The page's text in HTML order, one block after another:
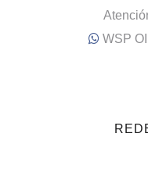
WSP